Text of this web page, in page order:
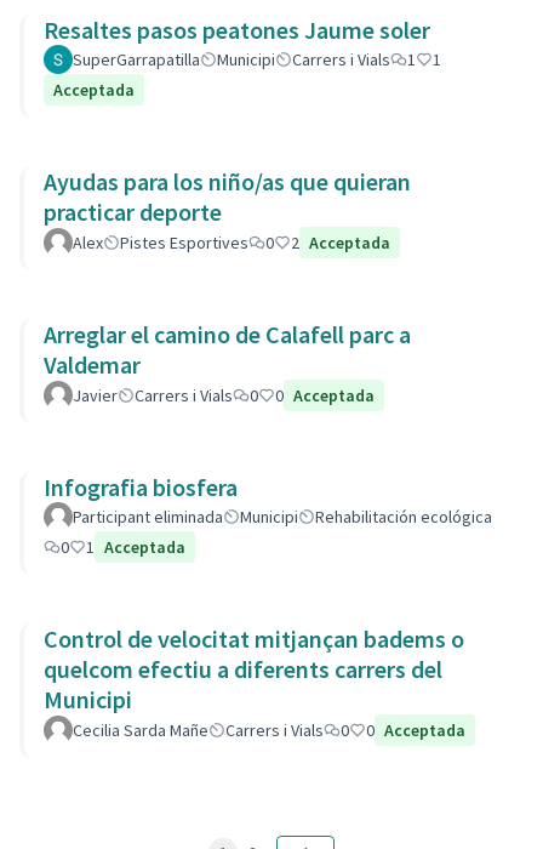
Resaltes pasos peatones Jaume soler
SuperGarrapatilla Municipi Carrers i Vials 1
1
Acceptada
Ayudas para los niño/as que quieran
practicar deporte
Alex Pistes Esportives 0 2 Acceptada
Arreglar el camino de Calafell parc a
Valdemar
Javier Carrers i Vials 0 0 Acceptada
Infografia biosfera
Participant eliminada Municipi
Rehabilitación ecológica
0
1 Acceptada
Control de velocitat mitjançan badems o
quelcom efectiu a diferents carrers del
Municipi
Cecilia Sarda Mañe Carrers i Vials 0 0 Acceptada